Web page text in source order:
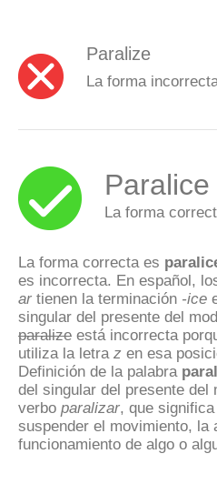
Paralize
La forma
Paralice
La forma
La forma correcta es
es incorrecta. En español,
ar tienen la terminación -ice
singular del presente del
paralize está incorrecta
utiliza la letra z en esa
Definición de la palabra
del singular del presente del
verbo paralizar , que
suspender el movimiento, la
funcionamiento de algo o